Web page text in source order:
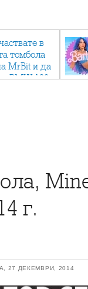
в
томбола
MrBit и да
BMW 120
г.
27 ДЕКЕМВРИ, 2014